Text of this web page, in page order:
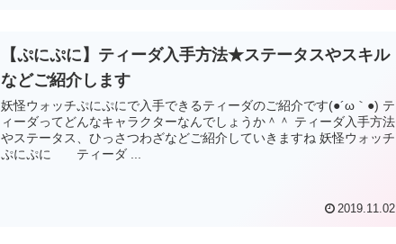
【ぷにぷに】ティーダ入手方法★ステータスやスキル
などご紹介します
妖怪ウォッチぷにぷにで入手できるティーダのご紹介です(●´ω｀●) テ
ィーダってどんなキャラクターなんでしょうか＾＾ ティーダ入手方法
やステータス、ひっさつわざなどご紹介していきますね 妖怪ウォッチ
ぷにぷに ティーダ ...
2019.11.02